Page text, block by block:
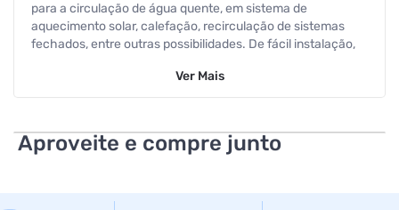
para a circulação de água quente, em sistema de
aquecimento solar, calefação, recirculação de sistemas
fechados, entre outras possibilidades. De fácil instalação,
silenciosa e compacta, e ainda é construída em material
Compacta e Silenciosa. -3 velocidades. -Material
Resistente a Corrosão.
Ver Mais
Aproveite e compre junto